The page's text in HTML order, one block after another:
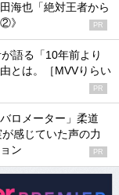
海也「絶対王者から
》
PR
語る「10年前より
とは。［MVVりらい
PR
ロメーター」柔道
感じていた声の力
ン
PR